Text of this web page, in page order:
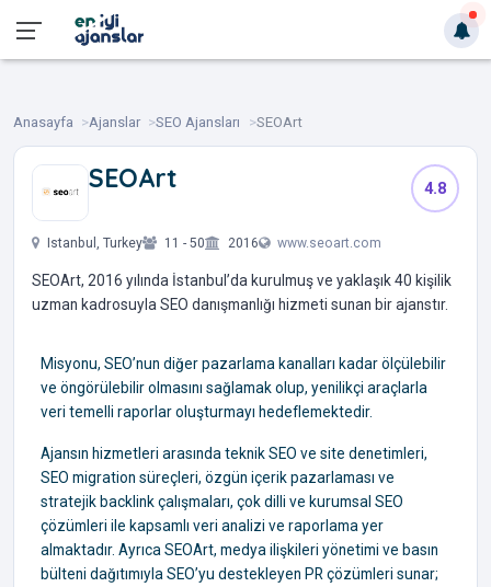
Anasayfa Ajanslar SEO Ajansları SEOArt
SEOArt 4.8
Istanbul, Turkey 11 - 50 2016 www.seoart.com
SEOArt, 2016 yılında İstanbul’da kurulmuş ve yaklaşık 40 kişilik
uzman kadrosuyla SEO danışmanlığı hizmeti sunan bir ajanstır.
Misyonu, SEO’nun diğer pazarlama kanalları kadar ölçülebilir
ve öngörülebilir olmasını sağlamak olup, yenilikçi araçlarla
veri temelli raporlar oluşturmayı hedeflemektedir.
Ajansın hizmetleri arasında teknik SEO ve site denetimleri,
SEO migration süreçleri, özgün içerik pazarlaması ve
stratejik backlink çalışmaları, çok dilli ve kurumsal SEO
çözümleri ile kapsamlı veri analizi ve raporlama yer
almaktadır. Ayrıca SEOArt, medya ilişkileri yönetimi ve basın
bülteni dağıtımıyla SEO’yu destekleyen PR çözümleri sunar;